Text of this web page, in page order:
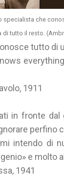
specialista che
di tutto il resto.
tutto di
1911
in fronte dal
perfino
intendo di
e molto
1941